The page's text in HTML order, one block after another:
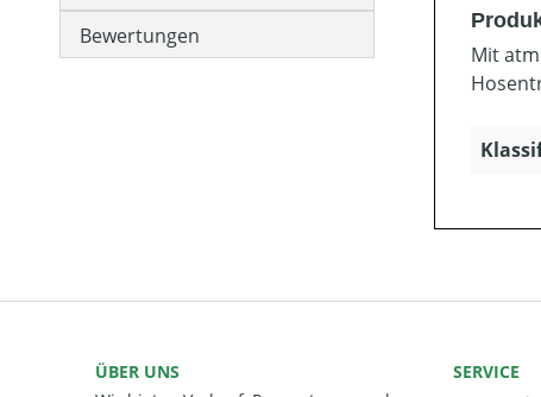
Bewertungen
Mit
ÜBER UNS
SERVICE